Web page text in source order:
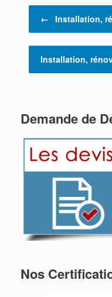
← Installation,
Installation,
Demande de
Nos